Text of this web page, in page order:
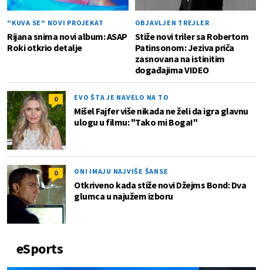
"KUVA SE" NOVI PROJEKAT
Rijana snima novi album: ASAP
Roki otkrio detalje
OBJAVLJEN TREJLER
Stiže novi triler sa Robertom
Patinsonom: Jeziva priča
zasnovana na istinitim
događajima VIDEO
0 EVO ŠTA JE NAVELO NA TO
Mišel Fajfer više nikada ne želi da igra glavnu
ulogu u filmu: "Tako mi Boga!"
0 ONI IMAJU NAJVIŠE ŠANSE
Otkriveno kada stiže novi Džejms Bond: Dva
glumca u najužem izboru
eSports